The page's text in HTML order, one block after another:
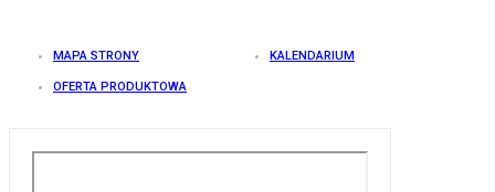
MAPA STRONY KALENDARIUM
OFERTA PRODUKTOWA